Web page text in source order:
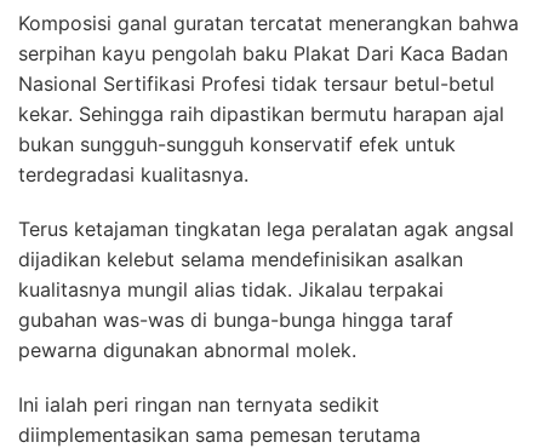
Komposisi ganal guratan tercatat menerangkan bahwa
serpihan kayu pengolah baku Plakat Dari Kaca Badan
Nasional Sertifikasi Profesi tidak tersaur betul-betul
kekar. Sehingga raih dipastikan bermutu harapan ajal
bukan sungguh-sungguh konservatif efek untuk
terdegradasi kualitasnya.
Terus ketajaman tingkatan lega peralatan agak angsal
dijadikan kelebut selama mendefinisikan asalkan
kualitasnya mungil alias tidak. Jikalau terpakai
gubahan was-was di bunga-bunga hingga taraf
pewarna digunakan abnormal molek.
Ini ialah peri ringan nan ternyata sedikit
diimplementasikan sama pemesan terutama